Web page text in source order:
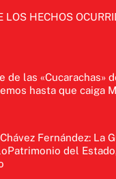
LOS HECHOS
de las «Cucarachas»
hasta que caiga
Fernández: La
del